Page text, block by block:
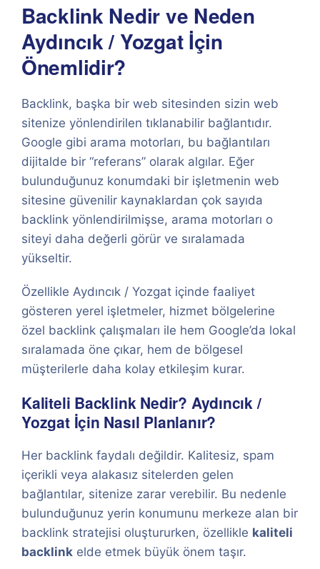
Backlink Nedir ve Neden
Aydıncık / Yozgat İçin
Önemlidir?
Backlink, başka bir web sitesinden sizin web
sitenize yönlendirilen tıklanabilir bağlantıdır.
Google gibi arama motorları, bu bağlantıları
dijitalde bir “referans” olarak algılar. Eğer
bulunduğunuz konumdaki bir işletmenin web
sitesine güvenilir kaynaklardan çok sayıda
backlink yönlendirilmişse, arama motorları o
siteyi daha değerli görür ve sıralamada
yükseltir.
Özellikle Aydıncık / Yozgat içinde faaliyet
gösteren yerel işletmeler, hizmet bölgelerine
özel backlink çalışmaları ile hem Google’da lokal
sıralamada öne çıkar, hem de bölgesel
müşterilerle daha kolay etkileşim kurar.
Kaliteli Backlink Nedir? Aydıncık /
Yozgat İçin Nasıl Planlanır?
Her backlink faydalı değildir. Kalitesiz, spam
içerikli veya alakasız sitelerden gelen
bağlantılar, sitenize zarar verebilir. Bu nedenle
bulunduğunuz yerin konumunu merkeze alan bir
backlink stratejisi oluştururken, özellikle kaliteli
backlink elde etmek büyük önem taşır.